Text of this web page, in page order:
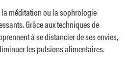
la méditation ou la sophrologie
Grâce aux techniques de
à se distancier de ses envies,
les pulsions alimentaires.